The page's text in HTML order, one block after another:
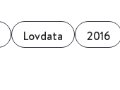
Lovdata 2016